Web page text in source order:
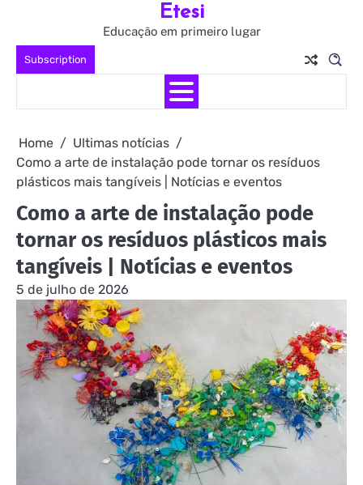
content
Subscription
Etesi
Educação em primeiro lugar
Home
Ultimas notícias
Como a arte de instalação pode tornar os resíduos
plásticos mais tangíveis | Notícias e eventos
Como a arte de instalação pode
tornar os resíduos plásticos mais
tangíveis | Notícias e eventos
5 de julho de 2026